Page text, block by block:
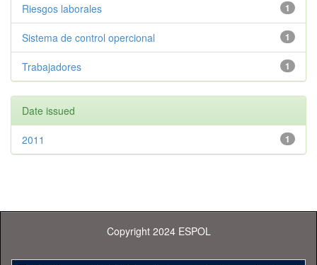
1
Riesgos laborales
1
Sistema de control opercional
1
Trabajadores
Date issued
1
2011
Copyright 2024 ESPOL